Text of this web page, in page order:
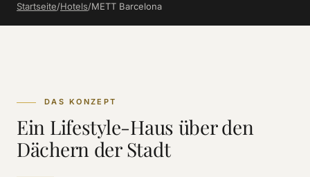
Startseite/Hotels/METT Barcelona
DAS KONZEPT
Ein Lifestyle-Haus über den
Dächern der Stadt